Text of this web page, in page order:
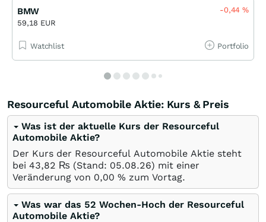
BMW
59,18 EUR
-0,44%
Watchlist Portfolio
Resourceful Automobile Aktie: Kurs & Preis
Was ist der aktuelle Kurs der Resourceful
Automobile Aktie?
Der Kurs der Resourceful Automobile Aktie steht
bei 43,82 ₨ (Stand: 05.08.26) mit einer
Veränderung von 0,00 % zum Vortag.
Was war das 52 Wochen-Hoch der Resourceful
Automobile Aktie?